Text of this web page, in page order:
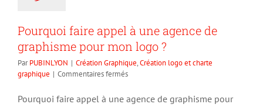
Pourquoi faire appel à une agence de
graphisme pour mon logo ?
ParPUBINLYON | Création Graphique,Création logo et charte
graphique | Commentaires ferméssur
faire
appel
Pourquoi faire appel à une agence de graphisme pour